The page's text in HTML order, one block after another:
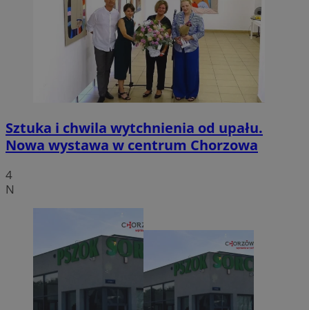
Sztuka i chwila wytchnienia od upału.
Nowa wystawa w centrum Chorzowa
4
N